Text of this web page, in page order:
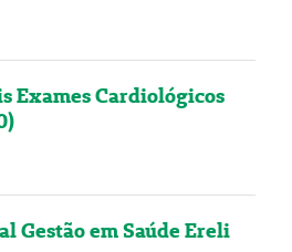
Exames Cardiológicos
Gestão em Saúde Ereli